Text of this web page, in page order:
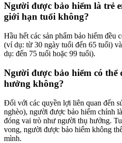
Người được bảo hiểm là trẻ
giới hạn tuổi không?
Hầu hết các sản phẩm bảo hiểm đều
(ví dụ: từ 30 ngày tuổi đến 65 tuổi)
dụ: đến 75 tuổi hoặc 99 tuổi).
Người được bảo hiểm có
hưởng không?
Đối với các quyền lợi liên quan đến
nghèo), người được bảo hiểm chính
đóng vai trò như người thụ hưởng.
vong, người được bảo hiểm không
mình.